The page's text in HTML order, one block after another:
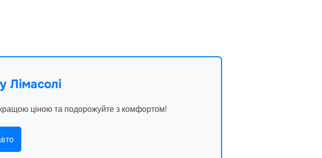
Лімасолі
ціною та подорожуйте з комфортом!